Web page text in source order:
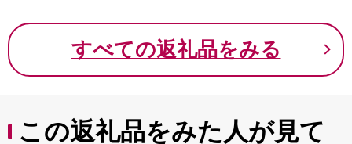
すべての返礼品をみる
この返礼品をみた人が見て